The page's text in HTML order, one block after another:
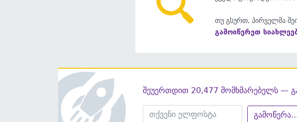
თუ გსურთ, პირველმა
გამოიწერეთ
შეუერთდით 20,477 მომხმარებელს —